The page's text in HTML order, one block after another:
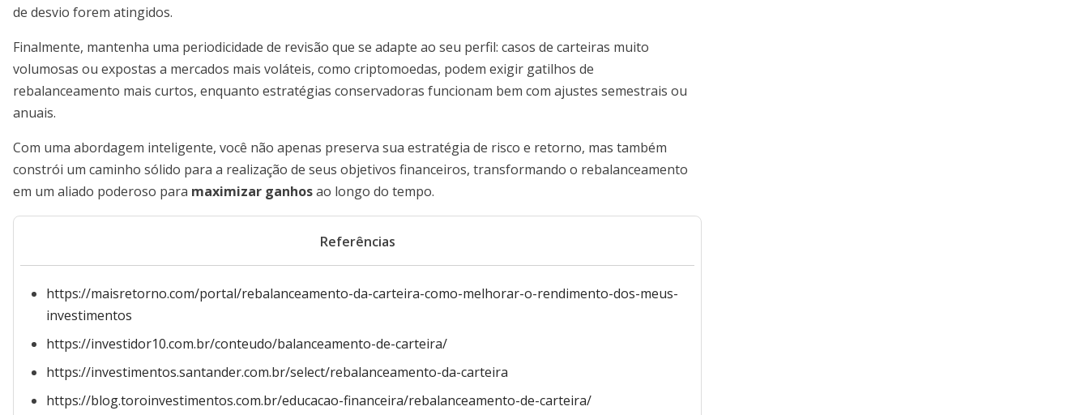
de desvio forem atingidos.
Finalmente, mantenha uma periodicidade de revisão que se adapte ao seu perfil: casos de carteiras muito
volumosas ou expostas a mercados mais voláteis, como criptomoedas, podem exigir gatilhos de
rebalanceamento mais curtos, enquanto estratégias conservadoras funcionam bem com ajustes semestrais ou
anuais.
Com uma abordagem inteligente, você não apenas preserva sua estratégia de risco e retorno, mas também
constrói um caminho sólido para a realização de seus objetivos financeiros, transformando o rebalanceamento
em um aliado poderoso para maximizar ganhosao longo do tempo.
Referências
https://maisretorno.com/portal/rebalanceamento-da-carteira-como-melhorar-o-rendimento-dos-meus-
investimentos
https://investidor10.com.br/conteudo/balanceamento-de-carteira/
https://investimentos.santander.com.br/select/rebalanceamento-da-carteira
https://blog.toroinvestimentos.com.br/educacao-financeira/rebalanceamento-de-carteira/